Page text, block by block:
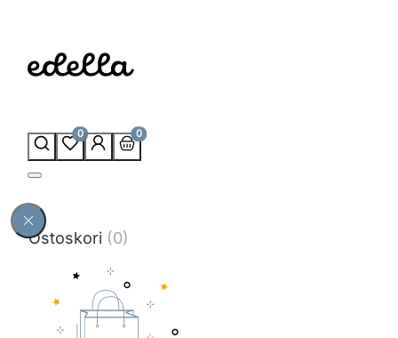
0 0
Ostoskori (0)